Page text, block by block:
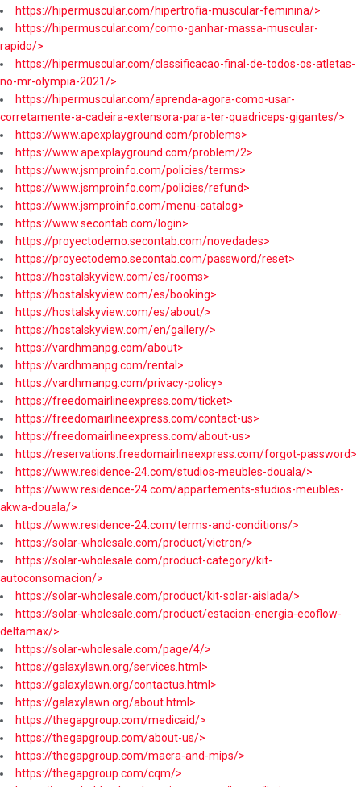
https://hipermuscular.com/hipertrofia-muscular-feminina/>
https://hipermuscular.com/como-ganhar-massa-muscular-
rapido/>
https://hipermuscular.com/classificacao-final-de-todos-os-atletas-
no-mr-olympia-2021/>
https://hipermuscular.com/aprenda-agora-como-usar-
corretamente-a-cadeira-extensora-para-ter-quadriceps-gigantes/>
https://www.apexplayground.com/problems>
https://www.apexplayground.com/problem/2>
https://www.jsmproinfo.com/policies/terms>
https://www.jsmproinfo.com/policies/refund>
https://www.jsmproinfo.com/menu-catalog>
https://www.secontab.com/login>
https://proyectodemo.secontab.com/novedades>
https://proyectodemo.secontab.com/password/reset>
https://hostalskyview.com/es/rooms>
https://hostalskyview.com/es/booking>
https://hostalskyview.com/es/about/>
https://hostalskyview.com/en/gallery/>
https://vardhmanpg.com/about>
https://vardhmanpg.com/rental>
https://vardhmanpg.com/privacy-policy>
https://freedomairlineexpress.com/ticket>
https://freedomairlineexpress.com/contact-us>
https://freedomairlineexpress.com/about-us>
https://reservations.freedomairlineexpress.com/forgot-password>
https://www.residence-24.com/studios-meubles-douala/>
https://www.residence-24.com/appartements-studios-meubles-
akwa-douala/>
https://www.residence-24.com/terms-and-conditions/>
https://solar-wholesale.com/product/victron/>
https://solar-wholesale.com/product-category/kit-
autoconsomacion/>
https://solar-wholesale.com/product/kit-solar-aislada/>
https://solar-wholesale.com/product/estacion-energia-ecoflow-
deltamax/>
https://solar-wholesale.com/page/4/>
https://galaxylawn.org/services.html>
https://galaxylawn.org/contactus.html>
https://galaxylawn.org/about.html>
https://thegapgroup.com/medicaid/>
https://thegapgroup.com/about-us/>
https://thegapgroup.com/macra-and-mips/>
https://thegapgroup.com/cqm/>